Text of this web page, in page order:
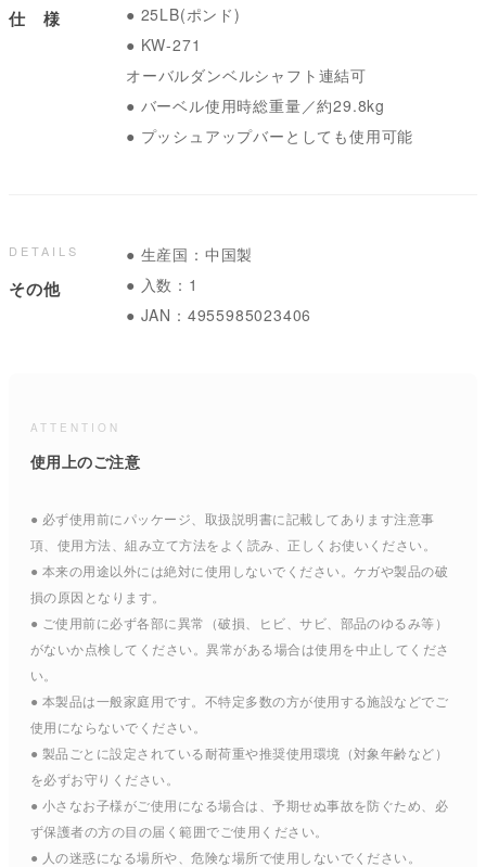
仕 様
● 25LB(ポンド)
● KW-271
オーバルダンベルシャフト連結可
● バーベル使用時総重量／約29.8kg
● プッシュアップバーとしても使用可能
DETAILS
その他
● 生産国：中国製
● 入数：1
● JAN：4955985023406
ATTENTION
使用上のご注意
● 必ず使用前にパッケージ、取扱説明書に記載してあります注意事
項、使用方法、組み立て方法をよく読み、正しくお使いください。
● 本来の用途以外には絶対に使用しないでください。ケガや製品の破
損の原因となります。
● ご使用前に必ず各部に異常（破損、ヒビ、サビ、部品のゆるみ等）
がないか点検してください。異常がある場合は使用を中止してくださ
い。
● 本製品は一般家庭用です。不特定多数の方が使用する施設などでご
使用にならないでください。
● 製品ごとに設定されている耐荷重や推奨使用環境（対象年齢など）
を必ずお守りください。
● 小さなお子様がご使用になる場合は、予期せぬ事故を防ぐため、必
ず保護者の方の目の届く範囲でご使用ください。
● 人の迷惑になる場所や、危険な場所で使用しないでください。